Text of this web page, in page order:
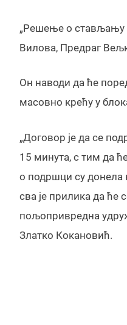
„Решење о стављању
Вилова, Предраг
Он наводи да ће
масовно крећу у
„Договор је да се
15 минута, с тим да
о подршци су донела
сва је прилика да ће
пољопривредна
Златко Кокановић.